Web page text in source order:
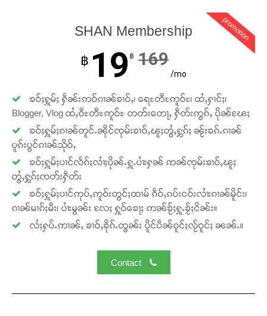
Support SHAN
promotion
SHAN Membership
฿ 19 ฿ 169
/mo
ၶဝ်ႈႁူမ်ႈ ႁဵၼ်းဢဝ်ၵၢၼ်ၶၢဝ်ႇ၊ ရေႊတီႊဢူဝ်ႊ၊ ထႆႇႁၢင်ႈ၊
Blogger, Vlog ထႆႇဝီႊတီႊဢူဝ်ႊ တတ်းတေႃႇ ႁဵတ်းဢွၵ်ႇ ပိုၼ်ၽႄႈ
ၶဝ်ႈႁူမ်ႈၵၢၼ်တူင်ႉၼိုင်ၸုမ်းၶၢဝ်ႇၽူႈတွႆႇႁွၵ်ႈ ၼႂ်းၶၵ်ႉၵၢၼ်
ပူၵ်းပွင်ၵၢၼ်သိုဝ်ႇ
ၶဝ်ႈႁူမ်ႈပၢင်လႅၵ်ႈလၢႆႈပိုၼ်ႉႁူႉပၢႆးႁၼ် ဢၼ်ၸုမ်းၶၢဝ်ႇၽူႈ
တွႆႇႁွၵ်ႈၸတ်းႁဵတ်း
ၶဝ်ႈႁူမ်ႈပၢင်ဢုပ်ႇဢူဝ်းတွင်ႈထၢမ် ၵဵဝ်ႇၵပ်းငဝ်းလၢႆးၵၢၼ်မိူင်း၊
ၵၢၼ်မၢၵ်ႈမီး၊ ပၢႆးမွၼ်း လႄႈ ႁူဝ်ၶေႃႈ ဢၼ်ၶႂ်ႈႁူႉၶႂ်ႈငိၼ်း။
လႆႈႁပ်ႉဢၢၼ်ႇ ၶၢဝ်ႇၶိုၵ်ႉတွၼ်း ပိူင်ပဵၼ်ဝူင်ႈလႂ်ဝူင်ႈ ၼၼ်ႉ။
Contact